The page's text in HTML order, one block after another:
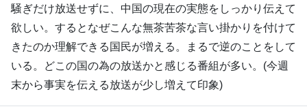
騒ぎだけ放送せずに、中国の現在の実態をしっかり伝えて
欲しい。するとなぜこんな無茶苦茶な言い掛かりを付けて
きたのか理解できる国民が増える。まるで逆のことをして
いる。どこの国の為の放送かと感じる番組が多い。(今週
末から事実を伝える放送が少し増えて印象)